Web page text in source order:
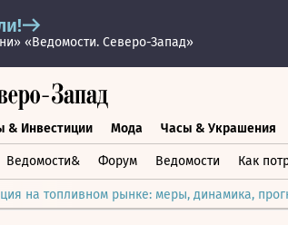
«Ведомости. Северо-Запад»
& Инвестиции Мода Часы & Украшения
Ведомости& Форум Ведомости Как
& Инвестиции Мода Часы &
на топливном рынке: меры, динамика,